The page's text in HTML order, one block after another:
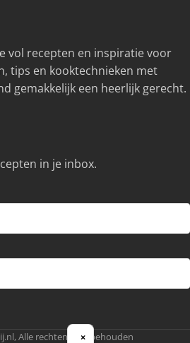
vol recepten en inspiratie voor
tips en kooktechnieken met
gemakkelijk een heerlijk gerecht.
in je inbox.
Alle rechten voorbehouden
×